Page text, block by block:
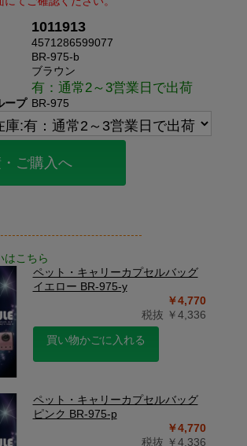
1011913
4571286599077
BR-975-b
ブラウン
有：通常2～3営業日で出荷
ープ BR-975
ご購入へ
はこちら
ペット・キャリーカプセルバッグ
イエロー BR-975-y
￥4,770
税抜 ￥4,336
買い物かごに入れる
ペット・キャリーカプセルバッグ
ピンク BR-975-p
￥4,770
税抜 ￥4,336